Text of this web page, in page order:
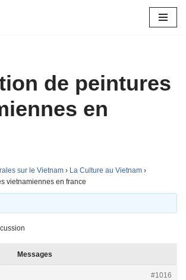
de peintures
en
sur le Vietnam › La Culture au Vietnam ›
vietnamiennes en france
Messages
#1016